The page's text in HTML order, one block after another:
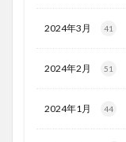
2024年3月 41
2024年2月 51
2024年1月 44